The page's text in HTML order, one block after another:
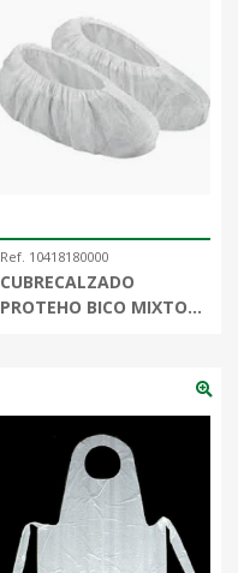
Ref. 10418180000
CUBRECALZADO
PROTEHO BICO MIXTO